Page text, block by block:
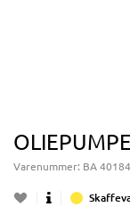
Varenummer: BA 40184